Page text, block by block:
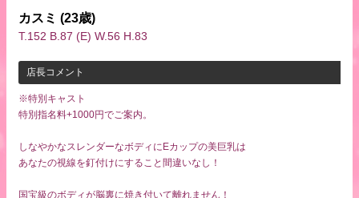
カスミ(23歳)
T.152 B.87 (E) W.56 H.83
店長コメント
※特別キャスト
特別指名料+1000円でご案内。
しなやかなスレンダーなボディにEカップの美巨乳は
あなたの視線を釘付けにすること間違いなし！
国宝級のボディが脳裏に焼き付いて離れません！